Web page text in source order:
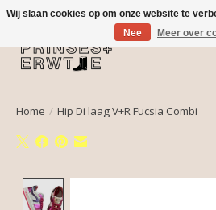
Home / Hip Di laag V+R Fucsia Combi
Wij slaan cookies op om onze website te
Nee
Meer over